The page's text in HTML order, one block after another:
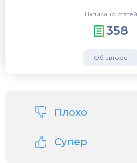
Написано статей
358
Об авторе
Плохо
Супер